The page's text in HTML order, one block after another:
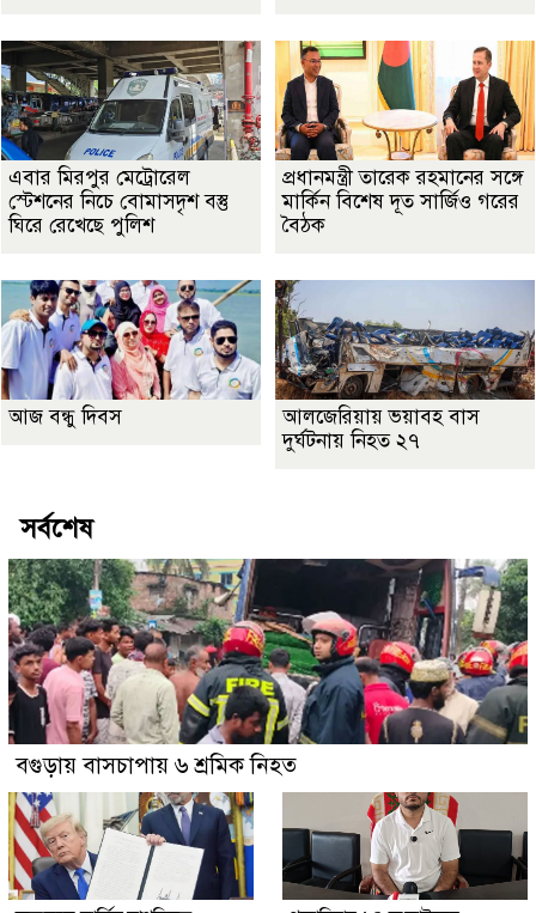
এবার মিরপুর মেট্রোরেল
স্টেশনের নিচে বোমাসদৃশ বস্তু
ঘিরে রেখেছে পুলিশ
প্রধানমন্ত্রী তারেক রহমানের সঙ্গে
মার্কিন বিশেষ দূত সার্জিও গরের
বৈঠক
আজ বন্ধু দিবস
আলজেরিয়ায় ভয়াবহ বাস
দুর্ঘটনায় নিহত ২৭
সর্বশেষ
বগুড়ায় বাসচাপায় ৬ শ্রমিক নিহত